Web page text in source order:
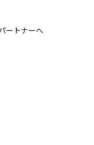
ートナーへ